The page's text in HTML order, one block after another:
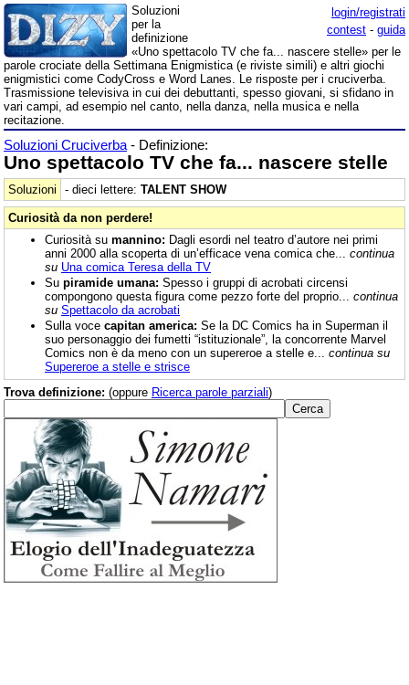
login/registrati
contest - guida
Soluzioni
per la
definizione
«Uno spettacolo TV che fa... nascere stelle» per le
parole crociate della Settimana Enigmistica (e riviste simili) e altri giochi
enigmistici come CodyCross e Word Lanes. Le risposte per i cruciverba.
Trasmissione televisiva in cui dei debuttanti, spesso giovani, si sfidano in
vari campi, ad esempio nel canto, nella danza, nella musica e nella
recitazione.
Soluzioni Cruciverba - Definizione:
Uno spettacolo TV che fa... nascere stelle
Soluzioni - dieci lettere: TALENT SHOW
Curiosità da non perdere!
Curiosità su mannino: Dagli esordi nel teatro d’autore nei primi
anni 2000 alla scoperta di un’efficace vena comica che... continua
su Una comica Teresa della TV
Su piramide umana: Spesso i gruppi di acrobati circensi
compongono questa figura come pezzo forte del proprio... continua
su Spettacolo da acrobati
Sulla voce capitan america: Se la DC Comics ha in Superman il
suo personaggio dei fumetti “istituzionale”, la concorrente Marvel
Comics non è da meno con un supereroe a stelle e... continua su
Supereroe a stelle e strisce
Trova definizione: (oppure Ricerca parole parziali)